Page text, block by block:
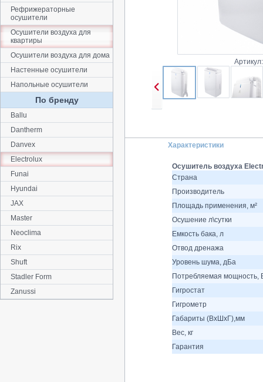
Характеристики
Осушитель воздуха
Страна
Производитель
Площадь применения, м²
Осушение л\сутки
Емкость бака, л
Отвод дренажа
Уровень шума, дБа
Потребляемая мощность,
Гигростат
Гигрометр
Габариты (ВхШхГ),мм
Вес, кг
Гарантия
Рефрижераторные
осушители
Осушители воздуха для
квартиры
Осушители воздуха для дома
Настенные осушители
Напольные осушители
По бренду
Ballu
Dantherm
Danvex
Electrolux
Funai
Hyundai
JAX
Master
Neoclima
Rix
Shuft
Stadler Form
Zanussi